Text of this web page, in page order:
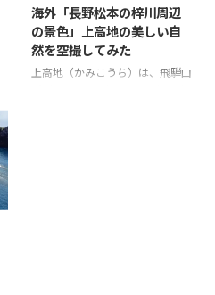
海外「長野松本の梓川周辺
の景色」上高地の美しい自
然を空撮してみた
上高地（かみこうち）は、飛騨山